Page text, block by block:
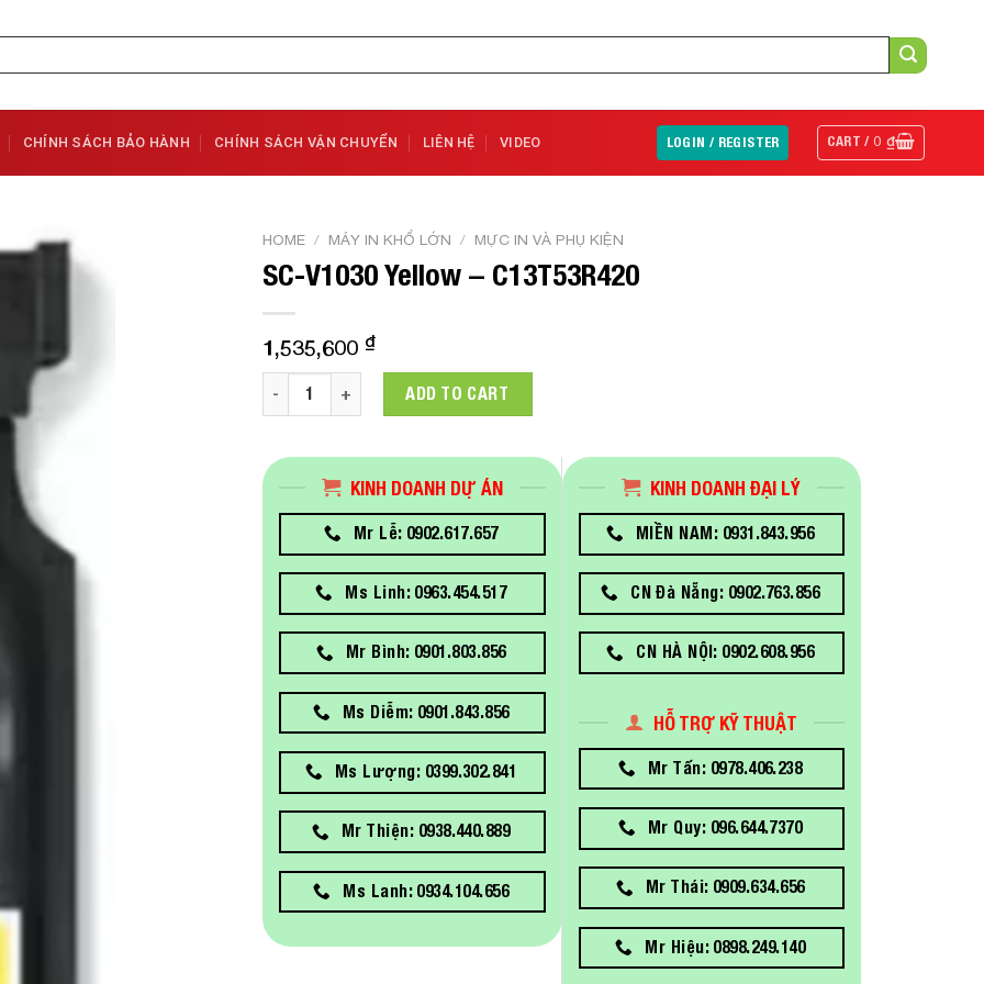
CHÍNH SÁCH BẢO HÀNH CHÍNH SÁCH VẬN CHUYỂN LIÊN HỆ VIDEO LOGIN / REGISTER CART /0₫
HOME / MÁY IN KHỔ LỚN / MỰC IN VÀ PHỤ KIỆN
SC-V1030 Yellow – C13T53R420
1,535,600 ₫
SC-V1030 Yellow - C13T53R420 quantity
ADD TO CART
KINH DOANH DỰ ÁN
Mr Lễ: 0902.617.657
Ms Linh: 0963.454.517
Mr Bình: 0901.803.856
Ms Diễm: 0901.843.856
Ms Lượng: 0399.302.841
Mr Thiện: 0938.440.889
Ms Lanh: 0934.104.656
KINH DOANH ĐẠI LÝ
MIỀN NAM: 0931.843.956
CN Đà Nẵng: 0902.763.856
CN HÀ NỘI: 0902.608.956
HỖ TRỢ KỸ THUẬT
Mr Tấn: 0978.406.238
Mr Quy: 096.644.7370
Mr Thái: 0909.634.656
Mr Hiệu: 0898.249.140